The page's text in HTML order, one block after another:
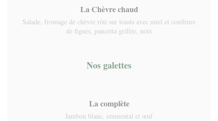
La Chèvre chaud
Salade, fromage de chèvre rôti sur toasts avec miel et confiture
de figues, pancetta grillée, noix
Nos galettes
La complète
Jambon blanc, emmental et œuf